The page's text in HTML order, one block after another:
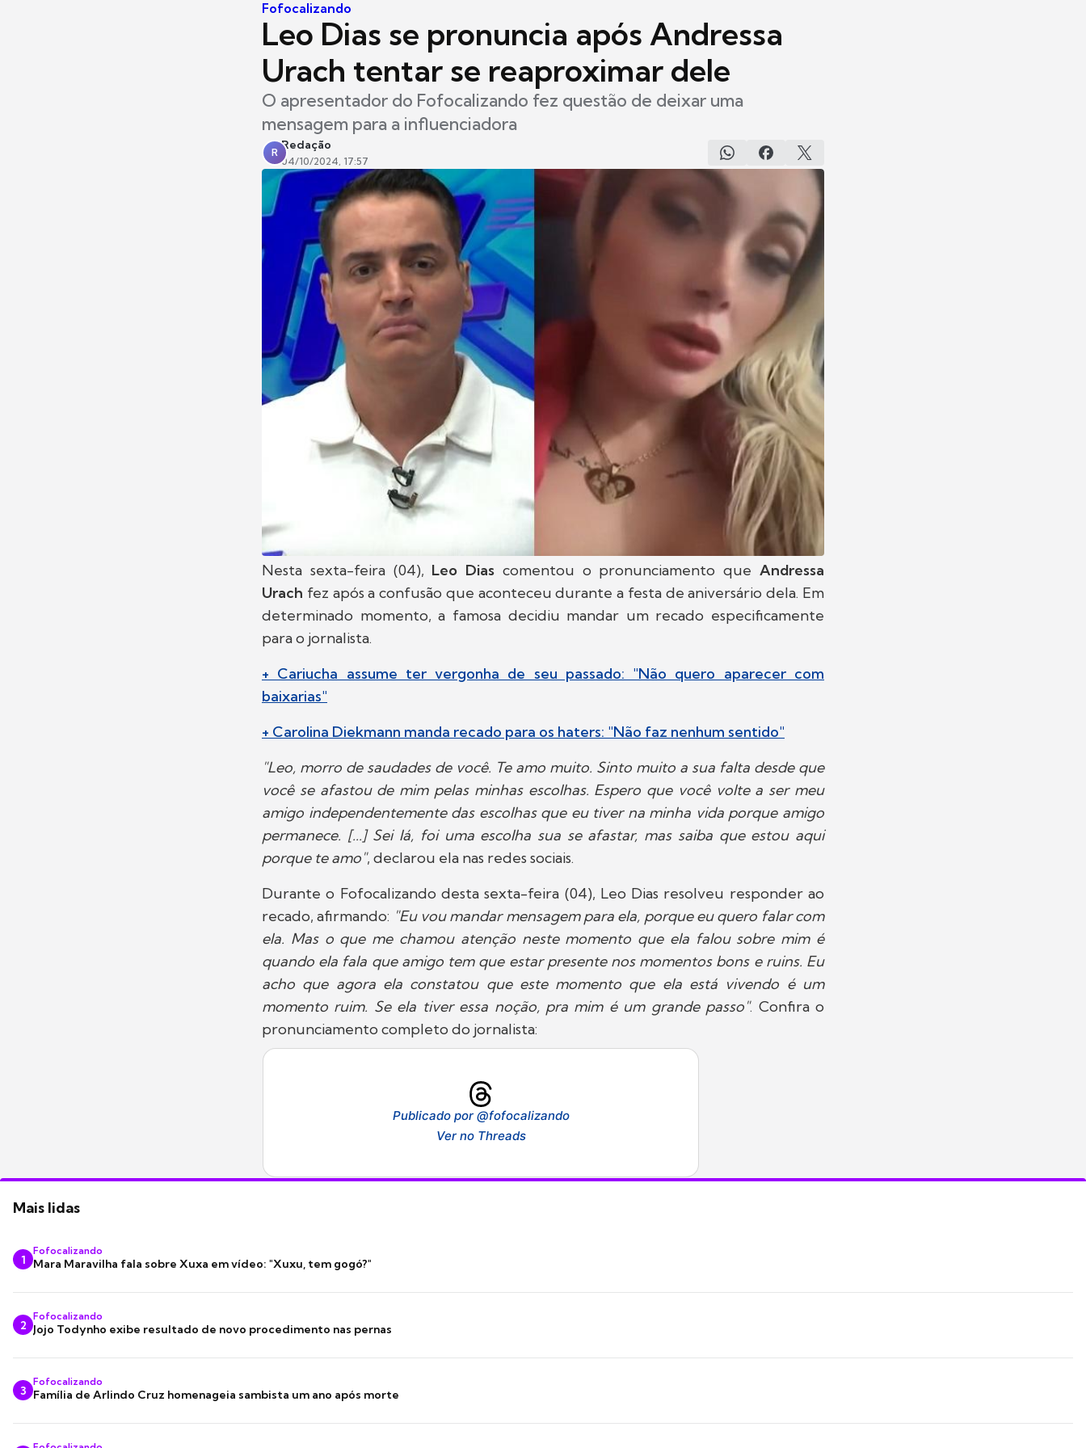
Fofocalizando
Leo Dias se pronuncia após Andressa
Urach tentar se reaproximar dele
O apresentador do Fofocalizando fez questão de deixar uma
mensagem para a influenciadora
R
Redação
04/10/2024, 17:57
Nesta sexta-feira (04), Leo Dias comentou o pronunciamento que Andressa
Urach fez após a confusão que aconteceu durante a festa de aniversário dela. Em
determinado momento, a famosa decidiu mandar um recado especificamente
para o jornalista.
+ Cariucha assume ter vergonha de seu passado: "Não quero aparecer com
baixarias"
+ Carolina Diekmann manda recado para os haters: "Não faz nenhum sentido"
"Leo, morro de saudades de você. Te amo muito. Sinto muito a sua falta desde que
você se afastou de mim pelas minhas escolhas. Espero que você volte a ser meu
amigo independentemente das escolhas que eu tiver na minha vida porque amigo
permanece. [...] Sei lá, foi uma escolha sua se afastar, mas saiba que estou aqui
porque te amo", declarou ela nas redes sociais.
Durante o Fofocalizando desta sexta-feira (04), Leo Dias resolveu responder ao
recado, afirmando: "Eu vou mandar mensagem para ela, porque eu quero falar com
ela. Mas o que me chamou atenção neste momento que ela falou sobre mim é
quando ela fala que amigo tem que estar presente nos momentos bons e ruins. Eu
acho que agora ela constatou que este momento que ela está vivendo é um
momento ruim. Se ela tiver essa noção, pra mim é um grande passo". Confira o
pronunciamento completo do jornalista:
Publicado por @fofocalizando
Ver no Threads
Mais lidas
1
Fofocalizando
Mara Maravilha fala sobre Xuxa em vídeo: "Xuxu, tem gogó?"
2
Fofocalizando
Jojo Todynho exibe resultado de novo procedimento nas pernas
3
Fofocalizando
Família de Arlindo Cruz homenageia sambista um ano após morte